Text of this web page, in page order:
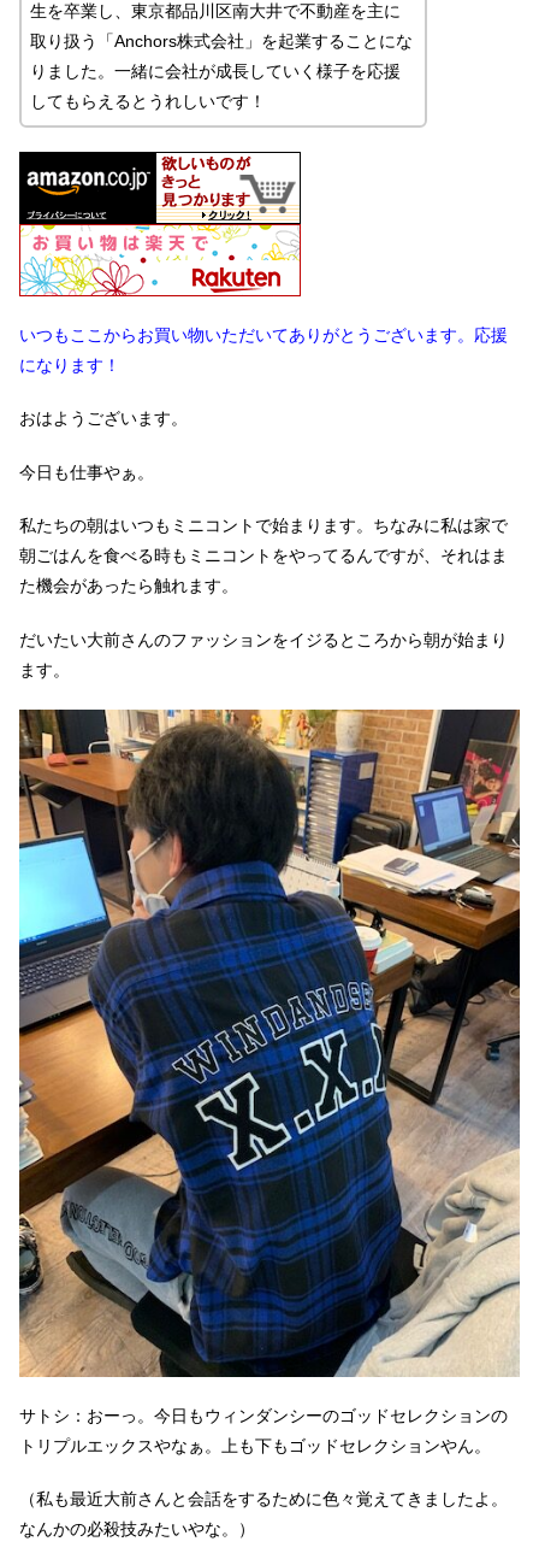
生を卒業し、東京都品川区南大井で不動産を主に
取り扱う「Anchors株式会社」を起業することにな
りました。一緒に会社が成長していく様子を応援
してもらえるとうれしいです！
いつもここからお買い物いただいてありがとうございます。応援
になります！
おはようございます。
今日も仕事やぁ。
私たちの朝はいつもミニコントで始まります。ちなみに私は家で
朝ごはんを食べる時もミニコントをやってるんですが、それはま
た機会があったら触れます。
だいたい大前さんのファッションをイジるところから朝が始まり
ます。
サトシ：おーっ。今日もウィンダンシーのゴッドセレクションの
トリプルエックスやなぁ。上も下もゴッドセレクションやん。
（私も最近大前さんと会話をするために色々覚えてきましたよ。
なんかの必殺技みたいやな。）